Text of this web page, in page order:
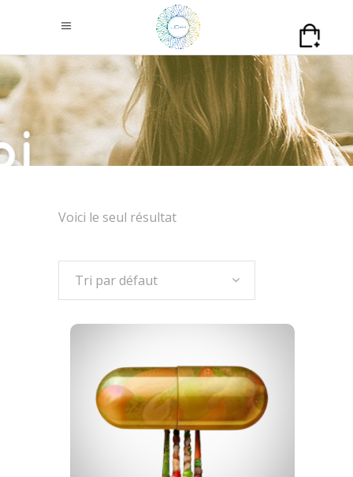
Voici le seul résultat
Tri par défaut